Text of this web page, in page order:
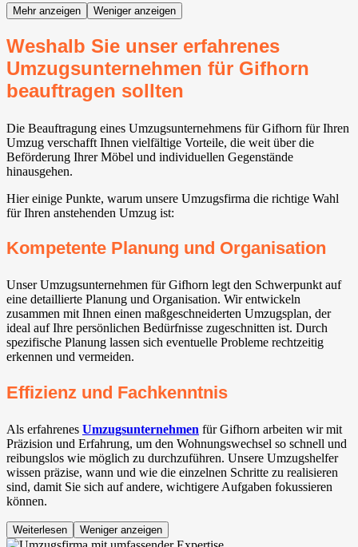
Mehr anzeigen Weniger anzeigen
Weshalb Sie unser erfahrenes
Umzugsunternehmen für Gifhorn
beauftragen sollten
Die Beauftragung eines Umzugsunternehmens für Gifhorn für Ihren
Umzug verschafft Ihnen vielfältige Vorteile, die weit über die
Beförderung Ihrer Möbel und individuellen Gegenstände
hinausgehen.
Hier einige Punkte, warum unsere Umzugsfirma die richtige Wahl
für Ihren anstehenden Umzug ist:
Kompetente Planung und Organisation
Unser Umzugsunternehmen für Gifhorn legt den Schwerpunkt auf
eine detaillierte Planung und Organisation. Wir entwickeln
zusammen mit Ihnen einen maßgeschneiderten Umzugsplan, der
ideal auf Ihre persönlichen Bedürfnisse zugeschnitten ist. Durch
spezifische Planung lassen sich eventuelle Probleme rechtzeitig
erkennen und vermeiden.
Effizienz und Fachkenntnis
Als erfahrenes Umzugsunternehmen für Gifhorn arbeiten wir mit
Präzision und Erfahrung, um den Wohnungswechsel so schnell und
reibungslos wie möglich zu durchzuführen. Unsere Umzugshelfer
wissen präzise, wann und wie die einzelnen Schritte zu realisieren
sind, damit Sie sich auf andere, wichtigere Aufgaben fokussieren
können.
Weiterlesen Weniger anzeigen